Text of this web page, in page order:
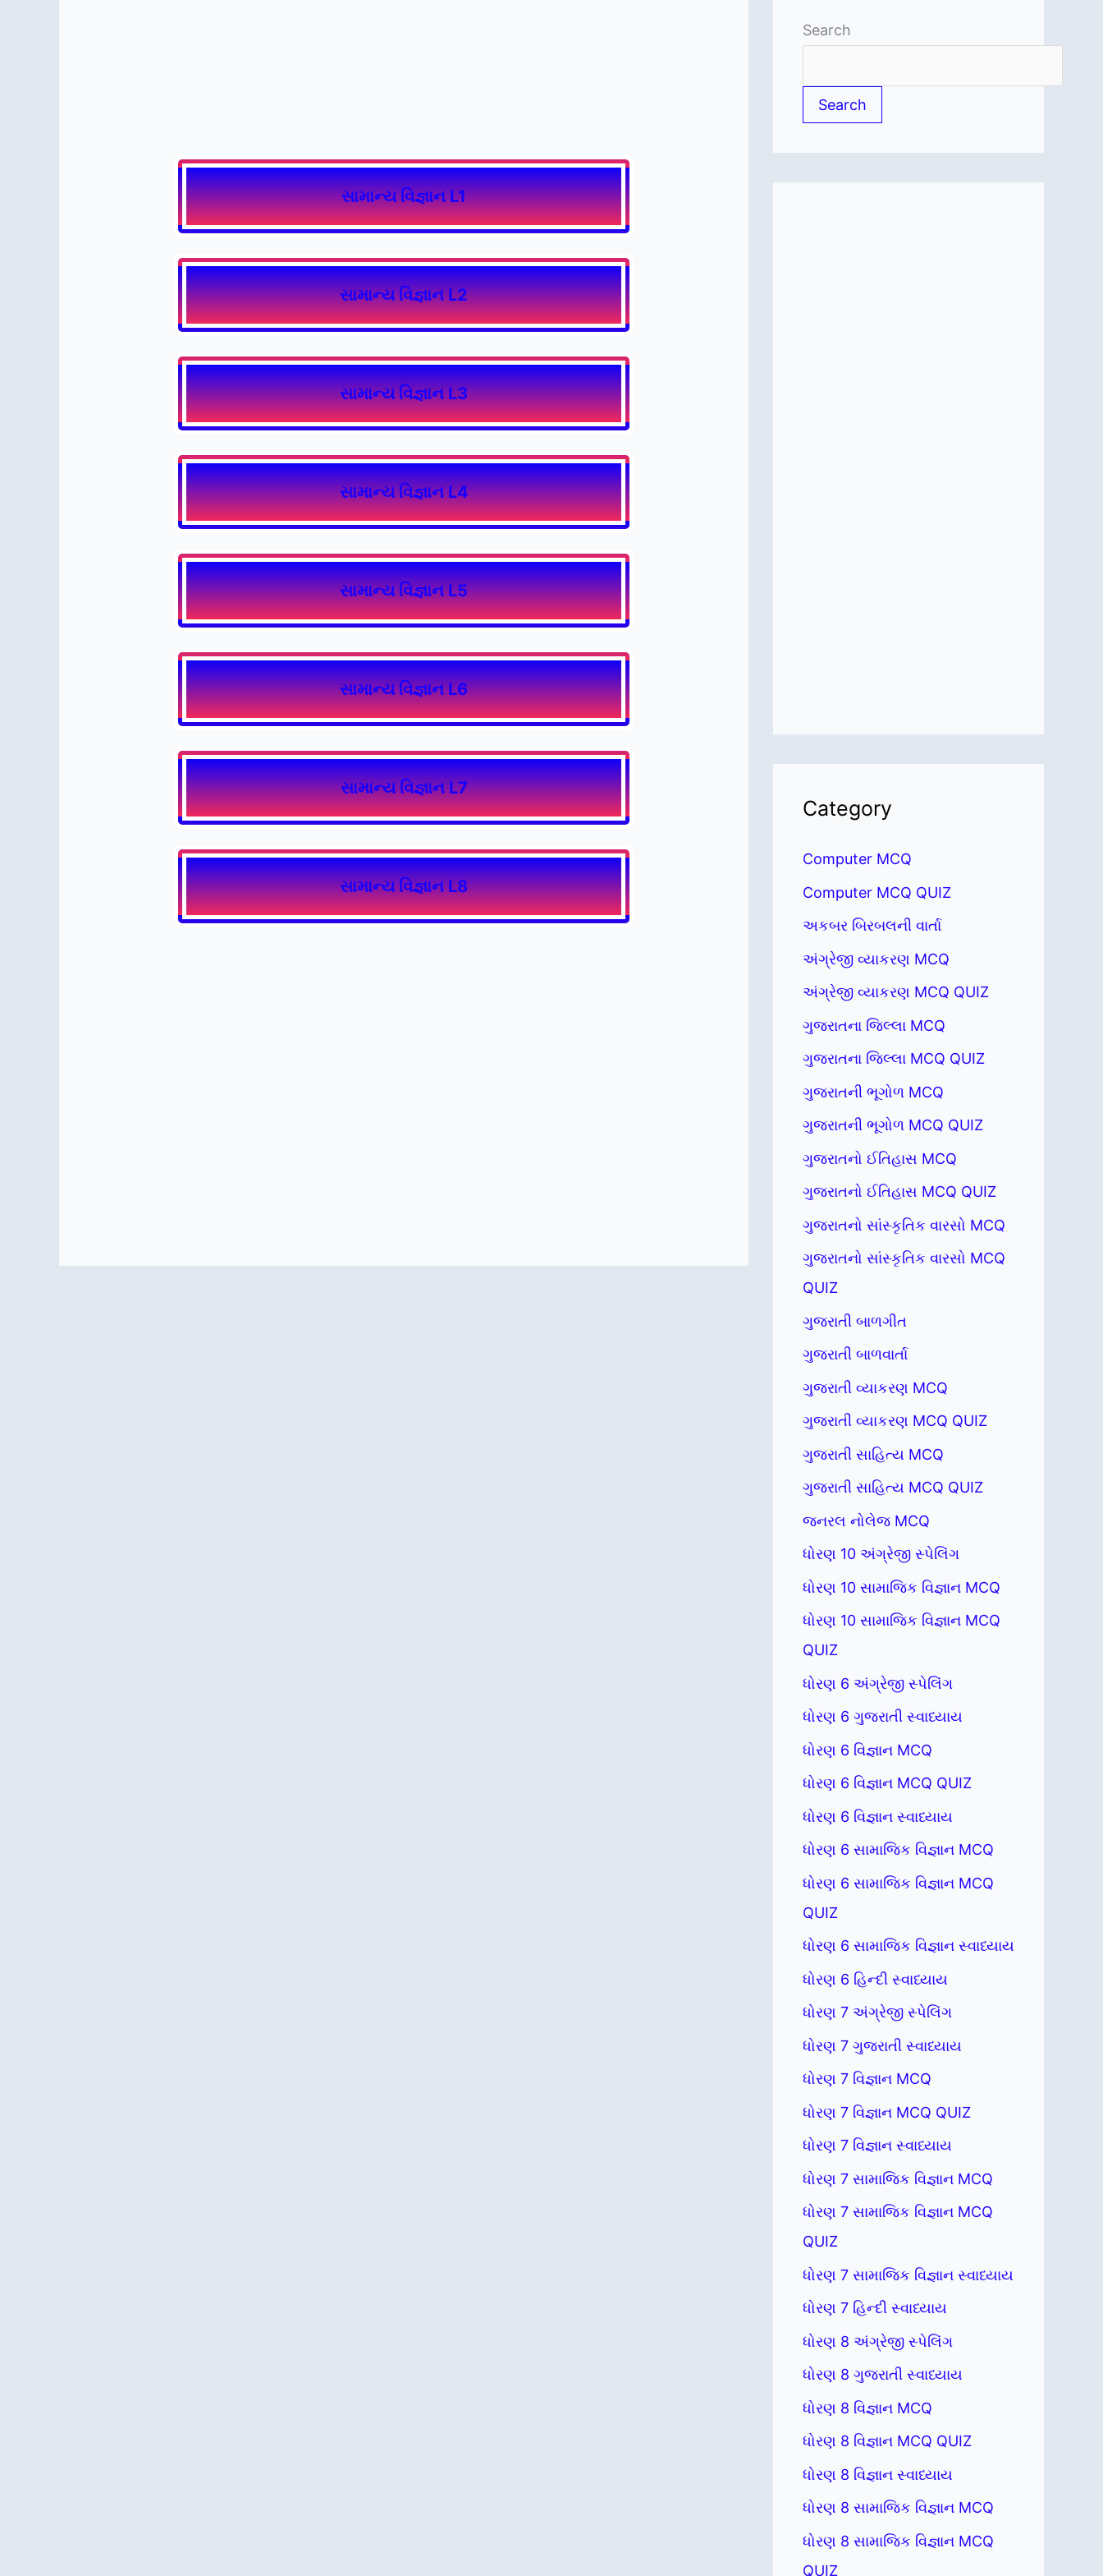
સામાન્ય વિજ્ઞાન L1
સામાન્ય વિજ્ઞાન L2
સામાન્ય વિજ્ઞાન L3
સામાન્ય વિજ્ઞાન L4
સામાન્ય વિજ્ઞાન L5
સામાન્ય વિજ્ઞાન L6
સામાન્ય વિજ્ઞાન L7
સામાન્ય વિજ્ઞાન L8
Search
Search
Category
Computer MCQ
Computer MCQ QUIZ
અકબર બિરબલની વાર્તા
અંગ્રેજી વ્યાકરણ MCQ
અંગ્રેજી વ્યાકરણ MCQ QUIZ
ગુજરાતના જિલ્લા MCQ
ગુજરાતના જિલ્લા MCQ QUIZ
ગુજરાતની ભૂગોળ MCQ
ગુજરાતની ભૂગોળ MCQ QUIZ
ગુજરાતનો ઈતિહાસ MCQ
ગુજરાતનો ઈતિહાસ MCQ QUIZ
ગુજરાતનો સાંસ્કૃતિક વારસો MCQ
ગુજરાતનો સાંસ્કૃતિક વારસો MCQ
QUIZ
ગુજરાતી બાળગીત
ગુજરાતી બાળવાર્તા
ગુજરાતી વ્યાકરણ MCQ
ગુજરાતી વ્યાકરણ MCQ QUIZ
ગુજરાતી સાહિત્ય MCQ
ગુજરાતી સાહિત્ય MCQ QUIZ
જનરલ નોલેજ MCQ
ધોરણ 10 અંગ્રેજી સ્પેલિંગ
ધોરણ 10 સામાજિક વિજ્ઞાન MCQ
ધોરણ 10 સામાજિક વિજ્ઞાન MCQ
QUIZ
ધોરણ 6 અંગ્રેજી સ્પેલિંગ
ધોરણ 6 ગુજરાતી સ્વાધ્યાય
ધોરણ 6 વિજ્ઞાન MCQ
ધોરણ 6 વિજ્ઞાન MCQ QUIZ
ધોરણ 6 વિજ્ઞાન સ્વાધ્યાય
ધોરણ 6 સામાજિક વિજ્ઞાન MCQ
ધોરણ 6 સામાજિક વિજ્ઞાન MCQ
QUIZ
ધોરણ 6 સામાજિક વિજ્ઞાન સ્વાધ્યાય
ધોરણ 6 હિન્દી સ્વાધ્યાય
ધોરણ 7 અંગ્રેજી સ્પેલિંગ
ધોરણ 7 ગુજરાતી સ્વાધ્યાય
ધોરણ 7 વિજ્ઞાન MCQ
ધોરણ 7 વિજ્ઞાન MCQ QUIZ
ધોરણ 7 વિજ્ઞાન સ્વાધ્યાય
ધોરણ 7 સામાજિક વિજ્ઞાન MCQ
ધોરણ 7 સામાજિક વિજ્ઞાન MCQ
QUIZ
ધોરણ 7 સામાજિક વિજ્ઞાન સ્વાધ્યાય
ધોરણ 7 હિન્દી સ્વાધ્યાય
ધોરણ 8 અંગ્રેજી સ્પેલિંગ
ધોરણ 8 ગુજરાતી સ્વાધ્યાય
ધોરણ 8 વિજ્ઞાન MCQ
ધોરણ 8 વિજ્ઞાન MCQ QUIZ
ધોરણ 8 વિજ્ઞાન સ્વાધ્યાય
ધોરણ 8 સામાજિક વિજ્ઞાન MCQ
ધોરણ 8 સામાજિક વિજ્ઞાન MCQ
QUIZ